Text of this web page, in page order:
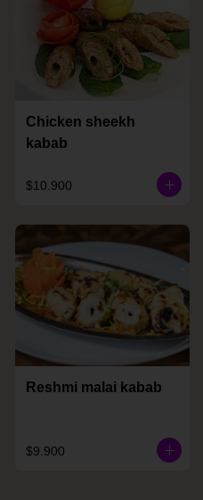
Chicken sheekh
kabab
$10.900
Reshmi malai kabab
$9.900